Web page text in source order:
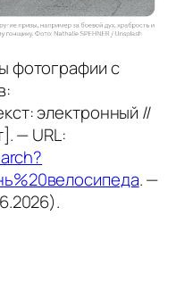
фотографии с
электронный //
— URL:
. —